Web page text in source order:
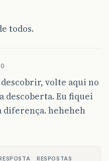
todos.
volte aqui no
descoberta. Eu fiquei
diferença. heheheh
RESPOSTAS